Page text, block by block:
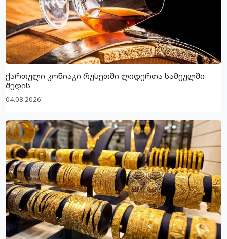
ქართული კონიაკი რუსეთში ლიდერთა სამეულში
შედის
04.08.2026